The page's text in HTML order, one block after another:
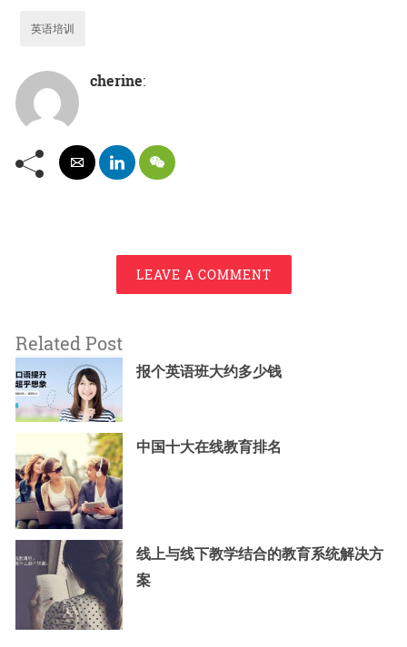
英语培训
cherine:
LEAVE A COMMENT
Related Post
报个英语班大约多少钱
中国十大在线教育排名
线上与线下教学结合的教育系统解决方
案